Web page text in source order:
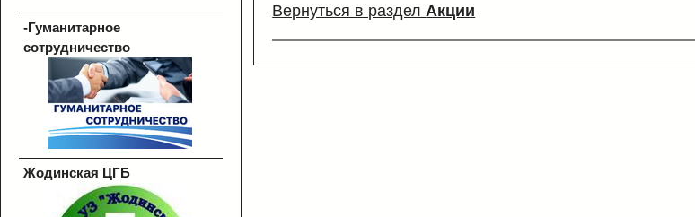
-Гуманитарное
сотрудничество
Жодинская ЦГБ
Вернуться в раздел Акции